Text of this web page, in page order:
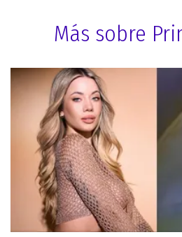
Más sobre